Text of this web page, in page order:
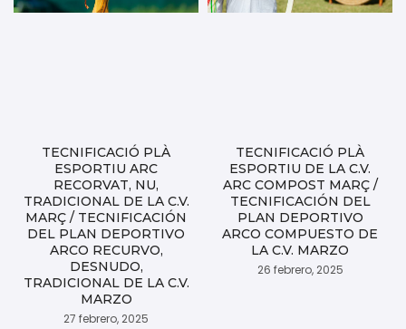
TECNIFICACIÓ PLÀ
ESPORTIU ARC
RECORVAT, NU,
TRADICIONAL DE LA C.V.
MARÇ / TECNIFICACIÓN
DEL PLAN DEPORTIVO
ARCO RECURVO,
DESNUDO,
TRADICIONAL DE LA C.V.
MARZO
27 febrero, 2025
TECNIFICACIÓ PLÀ
ESPORTIU DE LA C.V.
ARC COMPOST MARÇ /
TECNIFICACIÓN DEL
PLAN DEPORTIVO
ARCO COMPUESTO DE
LA C.V. MARZO
26 febrero, 2025